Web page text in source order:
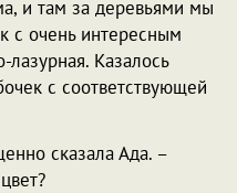
и там за деревьями мы
с очень интересным
Казалось
с соответствующей
сказала Ада. –